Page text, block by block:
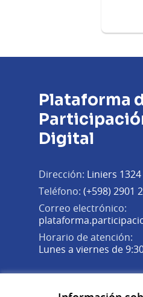
Plataforma
Digital
Dirección: Liniers
Teléfono: (+598) 2901
Correo electrónico:
Horario de atención:
Lunes a viernes de
(Enlace externo)
(Enlace externo)
(Enlace externo)